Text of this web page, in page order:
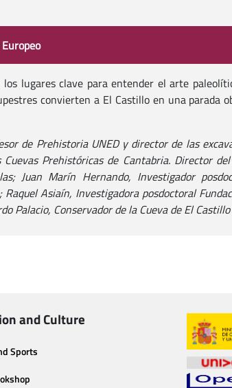
lugares clave para entender el arte
convierten a El Castillo en una parada
de Prehistoria UNED y director de las
Prehistóricas de Cantabria. Director
Juan Marín Hernando, Investigador
Asiaín, Investigadora posdoctoral
Palacio, Conservador de la Cueva de El Castillo
and Culture
Sports